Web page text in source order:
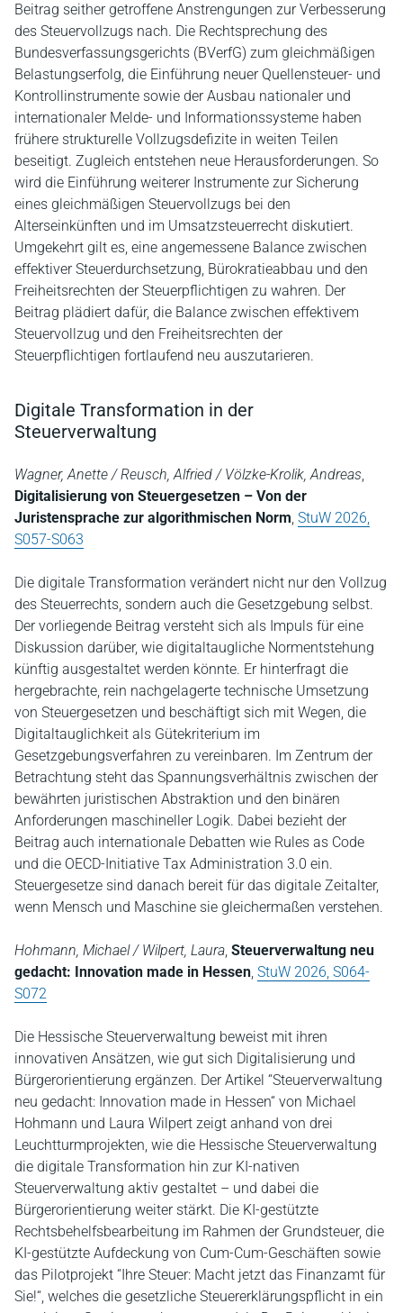
Beitrag seither getroffene Anstrengungen zur Verbesserung
des Steuervollzugs nach. Die Rechtsprechung des
Bundesverfassungsgerichts (BVerfG) zum gleichmäßigen
Belastungserfolg, die Einführung neuer Quellensteuer- und
Kontrollinstrumente sowie der Ausbau nationaler und
internationaler Melde- und Informationssysteme haben
frühere strukturelle Vollzugsdefizite in weiten Teilen
beseitigt. Zugleich entstehen neue Herausforderungen. So
wird die Einführung weiterer Instrumente zur Sicherung
eines gleichmäßigen Steuervollzugs bei den
Alterseinkünften und im Umsatzsteuerrecht diskutiert.
Umgekehrt gilt es, eine angemessene Balance zwischen
effektiver Steuerdurchsetzung, Bürokratieabbau und den
Freiheitsrechten der Steuerpflichtigen zu wahren. Der
Beitrag plädiert dafür, die Balance zwischen effektivem
Steuervollzug und den Freiheitsrechten der
Steuerpflichtigen fortlaufend neu auszutarieren.
Digitale Transformation in der
Steuerverwaltung
Wagner, Anette / Reusch, Alfried / Völzke-Krolik, Andreas,
Digitalisierung von Steuergesetzen – Von der
Juristensprache zur algorithmischen Norm, StuW 2026,
S057-S063
Die digitale Transformation verändert nicht nur den Vollzug
des Steuerrechts, sondern auch die Gesetzgebung selbst.
Der vorliegende Beitrag versteht sich als Impuls für eine
Diskussion darüber, wie digitaltaugliche Normentstehung
künftig ausgestaltet werden könnte. Er hinterfragt die
hergebrachte, rein nachgelagerte technische Umsetzung
von Steuergesetzen und beschäftigt sich mit Wegen, die
Digitaltauglichkeit als Gütekriterium im
Gesetzgebungsverfahren zu vereinbaren. Im Zentrum der
Betrachtung steht das Spannungsverhältnis zwischen der
bewährten juristischen Abstraktion und den binären
Anforderungen maschineller Logik. Dabei bezieht der
Beitrag auch internationale Debatten wie Rules as Code
und die OECD-Initiative Tax Administration 3.0 ein.
Steuergesetze sind danach bereit für das digitale Zeitalter,
wenn Mensch und Maschine sie gleichermaßen verstehen.
Hohmann, Michael / Wilpert, Laura, Steuerverwaltung neu
gedacht: Innovation made in Hessen, StuW 2026, S064-
S072
Die Hessische Steuerverwaltung beweist mit ihren
innovativen Ansätzen, wie gut sich Digitalisierung und
Bürgerorientierung ergänzen. Der Artikel “Steuerverwaltung
neu gedacht: Innovation made in Hessen“ von Michael
Hohmann und Laura Wilpert zeigt anhand von drei
Leuchtturmprojekten, wie die Hessische Steuerverwaltung
die digitale Transformation hin zur KI-nativen
Steuerverwaltung aktiv gestaltet – und dabei die
Bürgerorientierung weiter stärkt. Die KI-gestützte
Rechtsbehelfsbearbeitung im Rahmen der Grundsteuer, die
KI-gestützte Aufdeckung von Cum-Cum-Geschäften sowie
das Pilotprojekt “Ihre Steuer: Macht jetzt das Finanzamt für
Sie!“, welches die gesetzliche Steuererklärungspflicht in ein